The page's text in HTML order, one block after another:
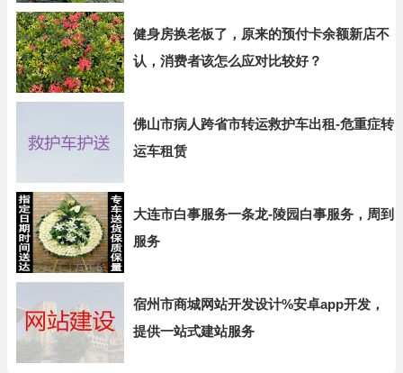
健身房换老板了，原来的预付卡余额新店不
认，消费者该怎么应对比较好？
佛山市病人跨省市转运救护车出租-危重症转
运车租赁
大连市白事服务一条龙-陵园白事服务，周到
服务
宿州市商城网站开发设计%安卓app开发，
提供一站式建站服务